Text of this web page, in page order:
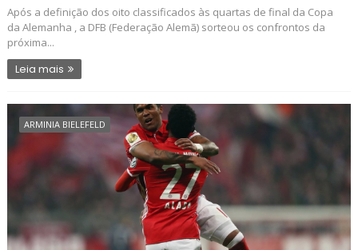
Após a definição dos oito classificados às quartas de final da Copa
da Alemanha , a DFB (Federação Alemã) sorteou os confrontos da
próxima...
Leia mais
ARMINIA BIELEFELD